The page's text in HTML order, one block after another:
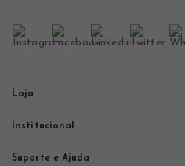
Loja
Institucional
Suporte e Ajuda